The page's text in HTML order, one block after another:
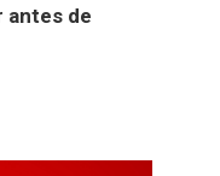
antes de